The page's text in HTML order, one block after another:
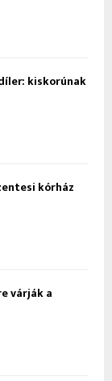
kiskorúnak
kórház
várják a